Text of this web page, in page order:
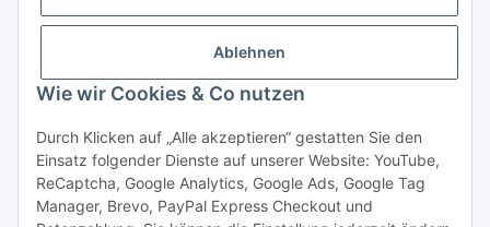
Ablehnen
Wie wir Cookies & Co nutzen
Durch Klicken auf „Alle akzeptieren“ gestatten Sie den
Einsatz folgender Dienste auf unserer Website: YouTube,
ReCaptcha, Google Analytics, Google Ads, Google Tag
Manager, Brevo, PayPal Express Checkout und
Rechtliches
Vertrag widerrufen